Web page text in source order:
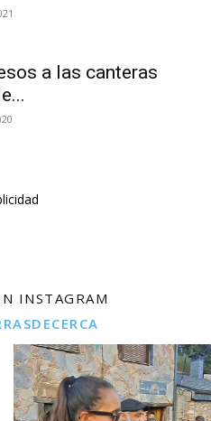
a las canteras
INSTAGRAM